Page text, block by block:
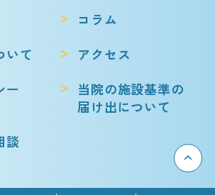
コラム
いて
アクセス
ー
当院の施設基準の
届け出について
談